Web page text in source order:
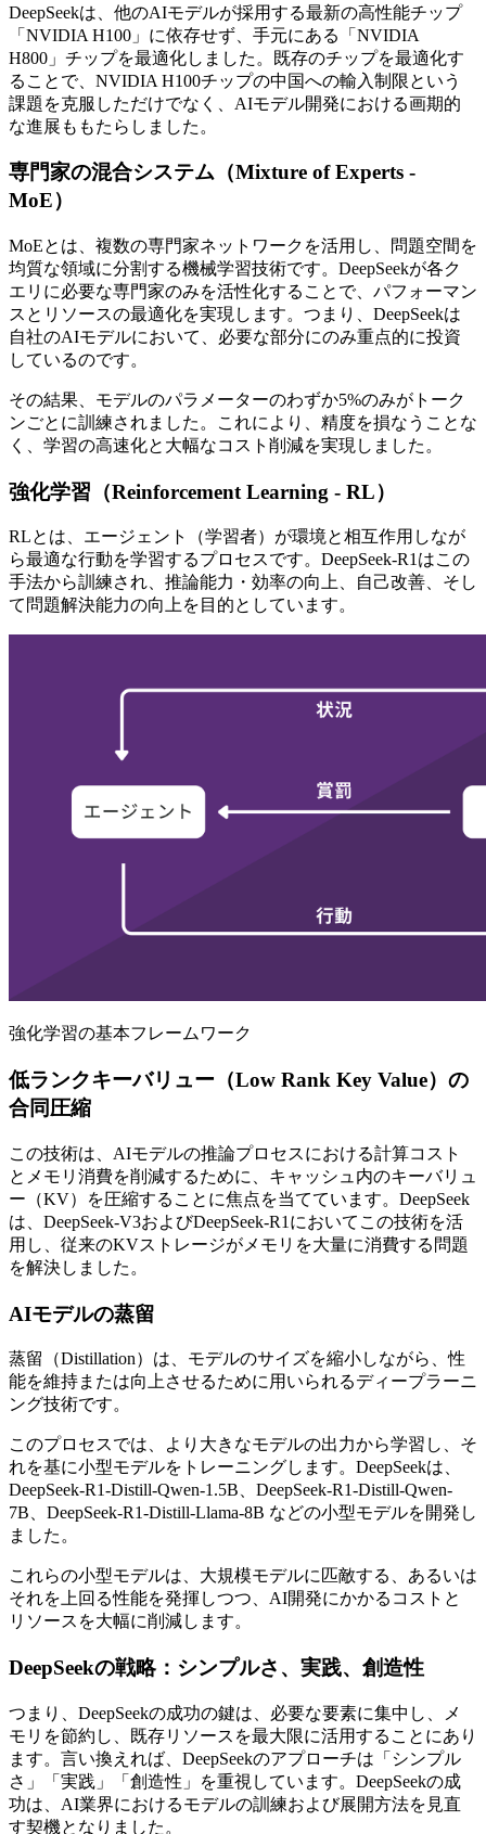
DeepSeekは、他のAIモデルが採用する最新の高性能チップ
「NVIDIA H100」に依存せず、手元にある「NVIDIA
H800」チップを最適化しました。既存のチップを最適化す
ることで、NVIDIA H100チップの中国への輸入制限という
課題を克服しただけでなく、AIモデル開発における画期的
な進展ももたらしました。
専門家の混合システム（Mixture of Experts -
MoE）
MoEとは、複数の専門家ネットワークを活用し、問題空間を
均質な領域に分割する機械学習技術です。DeepSeekが各ク
エリに必要な専門家のみを活性化することで、パフォーマン
スとリソースの最適化を実現します。つまり、DeepSeekは
自社のAIモデルにおいて、必要な部分にのみ重点的に投資
しているのです。
その結果、モデルのパラメーターのわずか5%のみがトーク
ンごとに訓練されました。これにより、精度を損なうことな
く、学習の高速化と大幅なコスト削減を実現しました。
強化学習（Reinforcement Learning - RL）
RLとは、エージェント（学習者）が環境と相互作用しなが
ら最適な行動を学習するプロセスです。DeepSeek-R1はこの
手法から訓練され、推論能力・効率の向上、自己改善、そし
て問題解決能力の向上を目的としています。
強化学習の基本フレームワーク
低ランクキーバリュー（Low Rank Key Value）の
合同圧縮
この技術は、AIモデルの推論プロセスにおける計算コスト
とメモリ消費を削減するために、キャッシュ内のキーバリュ
ー（KV）を圧縮することに焦点を当てています。DeepSeek
は、DeepSeek-V3およびDeepSeek-R1においてこの技術を活
用し、従来のKVストレージがメモリを大量に消費する問題
を解決しました。
AIモデルの蒸留
蒸留（Distillation）は、モデルのサイズを縮小しながら、性
能を維持または向上させるために用いられるディープラーニ
ング技術です。
このプロセスでは、より大きなモデルの出力から学習し、そ
れを基に小型モデルをトレーニングします。DeepSeekは、
DeepSeek-R1-Distill-Qwen-1.5B、DeepSeek-R1-Distill-Qwen-
7B、DeepSeek-R1-Distill-Llama-8B などの小型モデルを開発し
ました。
これらの小型モデルは、大規模モデルに匹敵する、あるいは
それを上回る性能を発揮しつつ、AI開発にかかるコストと
リソースを大幅に削減します。
DeepSeekの戦略：シンプルさ、実践、創造性
つまり、DeepSeekの成功の鍵は、必要な要素に集中し、メ
モリを節約し、既存リソースを最大限に活用することにあり
ます。言い換えれば、DeepSeekのアプローチは「シンプル
さ」「実践」「創造性」を重視しています。DeepSeekの成
功は、AI業界におけるモデルの訓練および展開方法を見直
す契機となりました。